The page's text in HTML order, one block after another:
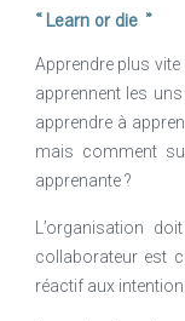
que les universités
le projet de carrière
individus que pour les
Au niveau des
terme. En plus, les
académique.
En outre, la relation
parties sera un
qui consolident
« Learn or die »
Apprendre plus
apprennent les
apprendre à
mais comment
apprenante ?
L’organisation
collaborateur est
réactif aux